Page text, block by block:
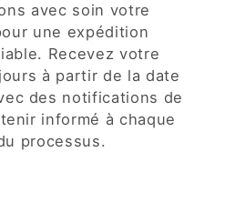
avec soin votre
une expédition
Recevez votre
à partir de la date
des notifications de
informé à chaque
processus.